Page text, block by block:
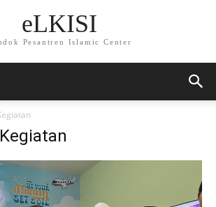
eLKISI
Pesantren Islamic Center